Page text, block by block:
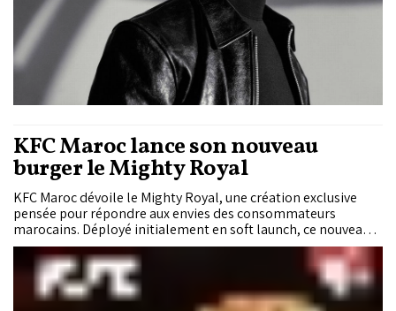
KFC Maroc lance son nouveau
burger le Mighty Royal
KFC Maroc dévoile le Mighty Royal, une création exclusive
pensée pour répondre aux envies des consommateurs
marocains. Déployé initialement en soft launch, ce nouveau
burger rejoint l’offre permanente de KFC Maroc.